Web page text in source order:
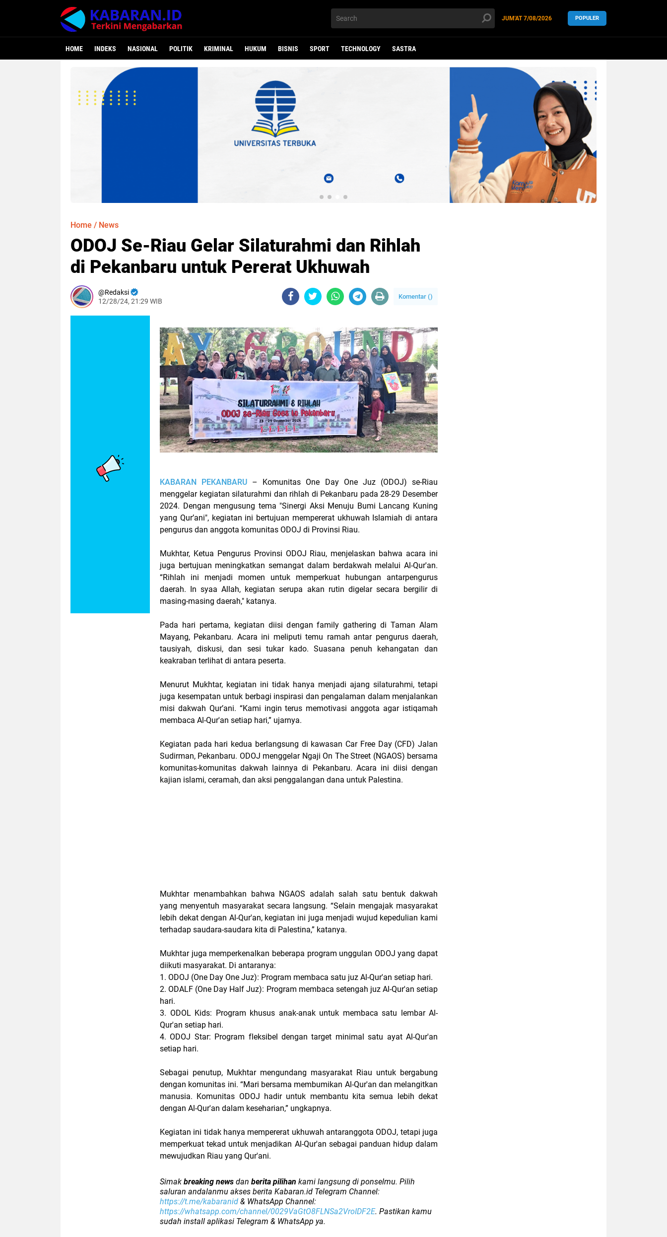
JUM'AT7/08/2026 POPULER
HOME INDEKS NASIONAL POLITIK KRIMINAL HUKUM BISNIS SPORT TECHNOLOGY SASTRA
Home / News
ODOJ Se-Riau Gelar Silaturahmi dan Rihlah
di Pekanbaru untuk Pererat Ukhuwah
Redaksi
12/28/24, 21:29 WIB
Komentar ()
KABARAN PEKANBARU – Komunitas One Day One Juz (ODOJ) se-Riau
menggelar kegiatan silaturahmi dan rihlah di Pekanbaru pada 28-29 Desember
2024. Dengan mengusung tema "Sinergi Aksi Menuju Bumi Lancang Kuning
yang Qur’ani", kegiatan ini bertujuan mempererat ukhuwah Islamiah di antara
pengurus dan anggota komunitas ODOJ di Provinsi Riau.
Mukhtar, Ketua Pengurus Provinsi ODOJ Riau, menjelaskan bahwa acara ini
juga bertujuan meningkatkan semangat dalam berdakwah melalui Al-Qur'an.
“Rihlah ini menjadi momen untuk memperkuat hubungan antarpengurus
daerah. In syaa Allah, kegiatan serupa akan rutin digelar secara bergilir di
masing-masing daerah," katanya.
Pada hari pertama, kegiatan diisi dengan family gathering di Taman Alam
Mayang, Pekanbaru. Acara ini meliputi temu ramah antar pengurus daerah,
tausiyah, diskusi, dan sesi tukar kado. Suasana penuh kehangatan dan
keakraban terlihat di antara peserta.
Menurut Mukhtar, kegiatan ini tidak hanya menjadi ajang silaturahmi, tetapi
juga kesempatan untuk berbagi inspirasi dan pengalaman dalam menjalankan
misi dakwah Qur’ani. “Kami ingin terus memotivasi anggota agar istiqamah
membaca Al-Qur'an setiap hari,” ujarnya.
Kegiatan pada hari kedua berlangsung di kawasan Car Free Day (CFD) Jalan
Sudirman, Pekanbaru. ODOJ menggelar Ngaji On The Street (NGAOS) bersama
komunitas-komunitas dakwah lainnya di Pekanbaru. Acara ini diisi dengan
kajian islami, ceramah, dan aksi penggalangan dana untuk Palestina.
Mukhtar menambahkan bahwa NGAOS adalah salah satu bentuk dakwah
yang menyentuh masyarakat secara langsung. “Selain mengajak masyarakat
lebih dekat dengan Al-Qur'an, kegiatan ini juga menjadi wujud kepedulian kami
terhadap saudara-saudara kita di Palestina,” katanya.
Mukhtar juga memperkenalkan beberapa program unggulan ODOJ yang dapat
diikuti masyarakat. Di antaranya:
1. ODOJ (One Day One Juz): Program membaca satu juz Al-Qur'an setiap hari.
2. ODALF (One Day Half Juz): Program membaca setengah juz Al-Qur'an setiap
hari.
3. ODOL Kids: Program khusus anak-anak untuk membaca satu lembar Al-
Qur'an setiap hari.
4. ODOJ Star: Program fleksibel dengan target minimal satu ayat Al-Qur'an
setiap hari.
Sebagai penutup, Mukhtar mengundang masyarakat Riau untuk bergabung
dengan komunitas ini. “Mari bersama membumikan Al-Qur'an dan melangitkan
manusia. Komunitas ODOJ hadir untuk membantu kita semua lebih dekat
dengan Al-Qur'an dalam keseharian,” ungkapnya.
Kegiatan ini tidak hanya mempererat ukhuwah antaranggota ODOJ, tetapi juga
memperkuat tekad untuk menjadikan Al-Qur'an sebagai panduan hidup dalam
mewujudkan Riau yang Qur'ani.
Simak breaking news dan berita pilihan kami langsung di ponselmu. Pilih
saluran andalanmu akses berita Kabaran.id Telegram Channel:
https://t.me/kabaranid & WhatsApp Channel:
https://whatsapp.com/channel/0029VaGtO8FLNSa2VroIDF2E. Pastikan kamu
sudah install aplikasi Telegram & WhatsApp ya.
ODOJ Se-Riau Gelar Silaturahmi dan Rihlah di Pekanbaru untuk Pererat Ukhuwah